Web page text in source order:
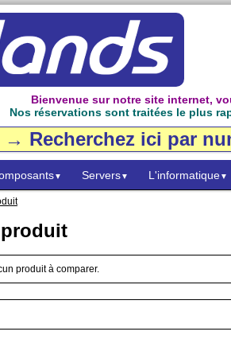
Bienvenue sur notre site internet,
Nos réservations sont traitées le plus
▼ Servers▼ L'informatique▼
produit à comparer.